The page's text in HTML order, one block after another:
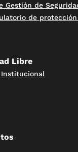
Gestión de
de
Libre